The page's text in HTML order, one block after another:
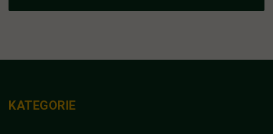
KATEGORIE